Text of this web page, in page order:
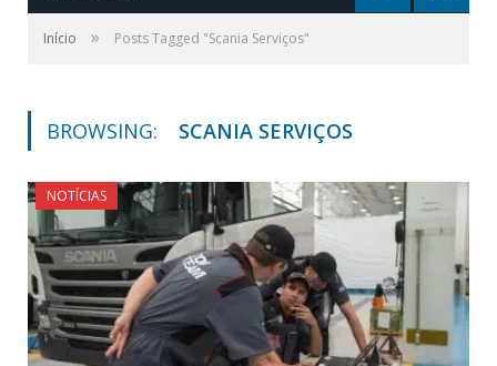
Início » Posts Tagged "Scania Serviços"
BROWSING: SCANIA SERVIÇOS
NOTÍCIAS